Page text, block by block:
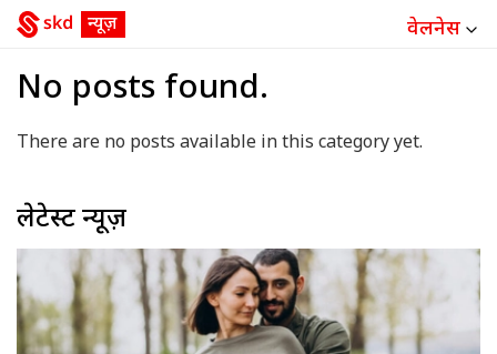
वेलनेस
No posts found.
There are no posts available in this category yet.
लेटेस्ट न्यूज़